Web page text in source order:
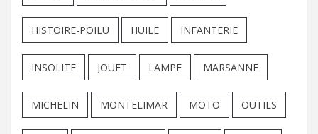
HISTOIRE-POILU HUILE INFANTERIE
INSOLITE JOUET LAMPE MARSANNE
MICHELIN MONTELIMAR MOTO OUTILS